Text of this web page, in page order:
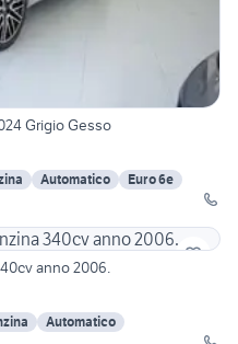
Grigio Gesso
Automatico
Euro 6e
anno 2006.
Automatico